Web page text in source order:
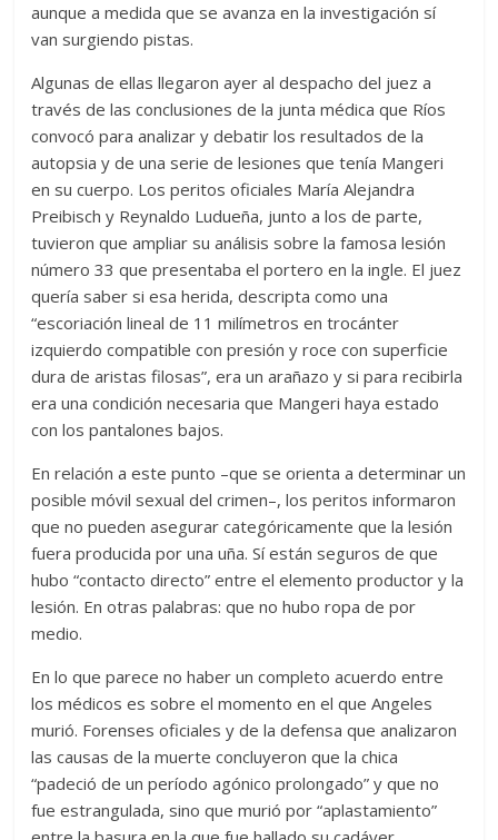
aunque a medida que se avanza en la investigación sí
van surgiendo pistas.
Algunas de ellas llegaron ayer al despacho del juez a
través de las conclusiones de la junta médica que Ríos
convocó para analizar y debatir los resultados de la
autopsia y de una serie de lesiones que tenía Mangeri
en su cuerpo. Los peritos oficiales María Alejandra
Preibisch y Reynaldo Ludueña, junto a los de parte,
tuvieron que ampliar su análisis sobre la famosa lesión
número 33 que presentaba el portero en la ingle. El juez
quería saber si esa herida, descripta como una
“escoriación lineal de 11 milímetros en trocánter
izquierdo compatible con presión y roce con superficie
dura de aristas filosas”, era un arañazo y si para recibirla
era una condición necesaria que Mangeri haya estado
con los pantalones bajos.
En relación a este punto –que se orienta a determinar un
posible móvil sexual del crimen–, los peritos informaron
que no pueden asegurar categóricamente que la lesión
fuera producida por una uña. Sí están seguros de que
hubo “contacto directo” entre el elemento productor y la
lesión. En otras palabras: que no hubo ropa de por
medio.
En lo que parece no haber un completo acuerdo entre
los médicos es sobre el momento en el que Angeles
murió. Forenses oficiales y de la defensa que analizaron
las causas de la muerte concluyeron que la chica
“padeció de un período agónico prolongado” y que no
fue estrangulada, sino que murió por “aplastamiento”